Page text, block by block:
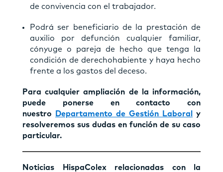
de convivencia con el trabajador.
Podrá ser beneficiario de la prestación de
auxilio por defunción cualquier familiar,
cónyuge o pareja de hecho que tenga la
condición de derechohabiente y haya hecho
frente a los gastos del deceso.
Para cualquier ampliación de la información,
puede ponerse en contacto con
nuestro
Departamento de Gestión Laboral
y
resolveremos sus dudas en función de su caso
particular.
Noticias HispaColex relacionadas con la